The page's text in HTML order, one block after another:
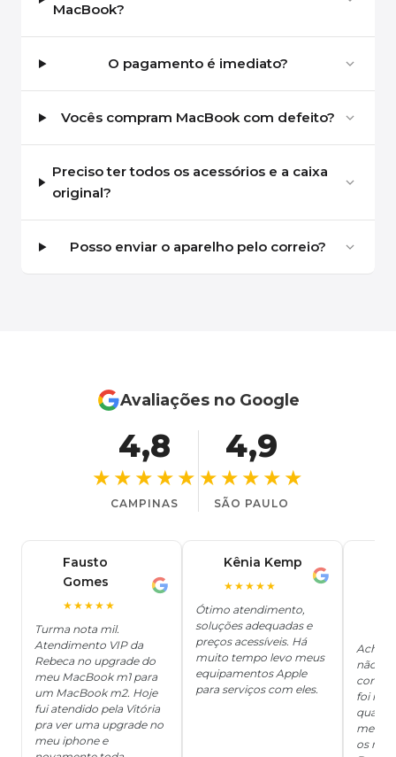
MacBook?
O pagamento é imediato?
Vocês compram MacBook com defeito?
Preciso ter todos os acessórios e a caixa
original?
Posso enviar o aparelho pelo correio?
Avaliações no Google
4,8
★★★★★
CAMPINAS
4,9
★★★★★
SÃO PAULO
Fausto
Gomes
★★★★★
Turma nota mil.
Atendimento VIP da
Rebeca no upgrade do
meu MacBook m1 para
um MacBook m2. Hoje
fui atendido pela Vitória
pra ver uma upgrade no
meu iphone e
Kênia Kemp
★★★★★
Ótimo atendimento,
soluções adequadas e
preços acessíveis. Há
muito tempo levo meus
equipamentos Apple
para serviços com eles.
Achei
não
foi
me
os